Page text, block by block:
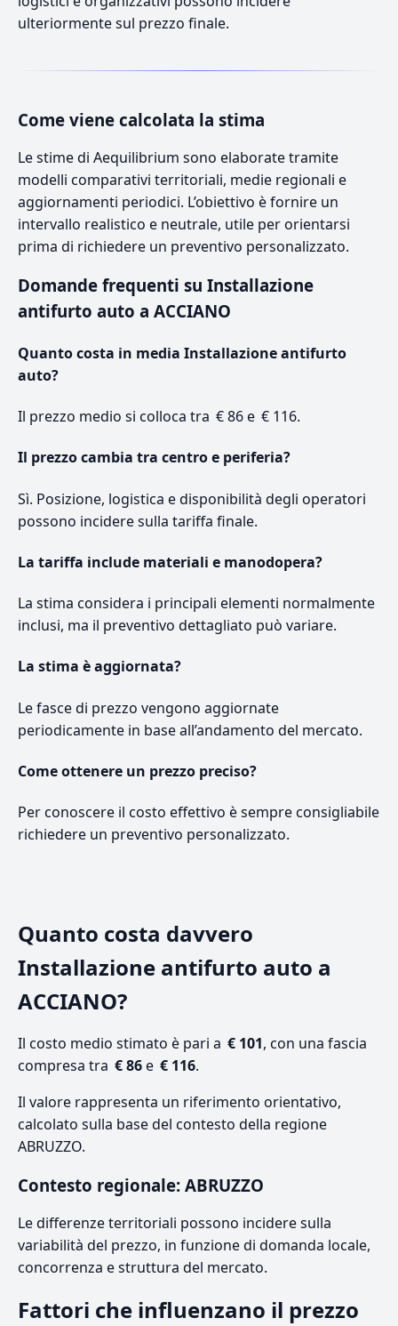
ulteriormente sul prezzo finale.
Come viene calcolata la stima
Le stime di Aequilibrium sono elaborate tramite
modelli comparativi territoriali, medie regionali e
aggiornamenti periodici. L’obiettivo è fornire un
intervallo realistico e neutrale, utile per orientarsi
prima di richiedere un preventivo personalizzato.
Domande frequenti su Installazione
antifurto auto a ACCIANO
Quanto costa in media Installazione antifurto
auto?
Il prezzo medio si colloca tra € 86 e € 116.
Il prezzo cambia tra centro e periferia?
Sì. Posizione, logistica e disponibilità degli operatori
possono incidere sulla tariffa finale.
La tariffa include materiali e manodopera?
La stima considera i principali elementi normalmente
inclusi, ma il preventivo dettagliato può variare.
La stima è aggiornata?
Le fasce di prezzo vengono aggiornate
periodicamente in base all’andamento del mercato.
Come ottenere un prezzo preciso?
Per conoscere il costo effettivo è sempre consigliabile
richiedere un preventivo personalizzato.
Quanto costa davvero
Installazione antifurto auto a
ACCIANO?
Il costo medio stimato è pari a € 101, con una fascia
compresa tra € 86e € 116.
Il valore rappresenta un riferimento orientativo,
calcolato sulla base del contesto della regione
ABRUZZO.
Contesto regionale: ABRUZZO
Le differenze territoriali possono incidere sulla
variabilità del prezzo, in funzione di domanda locale,
concorrenza e struttura del mercato.
Fattori che influenzano il prezzo